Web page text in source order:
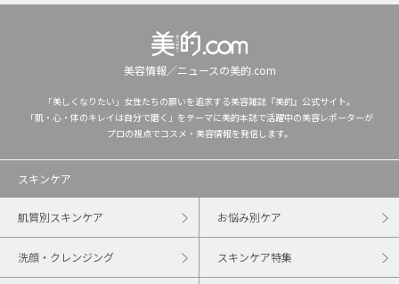
美容情報／ニュースの美的.com
「美しくなりたい」女性たちの願いを追求する美容雑誌『美的』公式サイト。
「肌・心・体のキレイは自分で磨く」をテーマに美的本誌で活躍中の美容レポーターが
プロの視点でコスメ・美容情報を発信します。
スキンケア
肌質別スキンケア お悩み別ケア
洗顔・クレンジング スキンケア特集